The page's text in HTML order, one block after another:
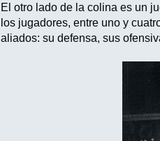
El otro lado de la colina es un
los jugadores, entre uno y
aliados: su defensa, sus